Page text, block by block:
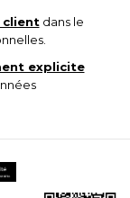
dans le
explicite